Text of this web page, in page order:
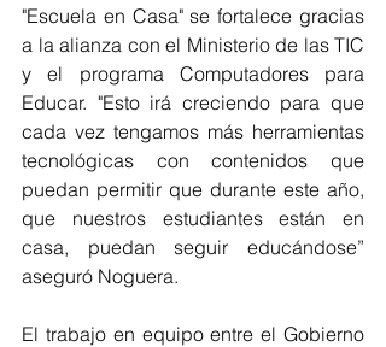
"Escuela en Casa" se fortalece gracias
a la alianza con el Ministerio de las TIC
y el programa Computadores para
Educar. "Esto irá creciendo para que
cada vez tengamos más herramientas
tecnológicas con contenidos que
puedan permitir que durante este año,
que nuestros estudiantes están en
casa, puedan seguir educándose”
aseguró Noguera.
El trabajo en equipo entre el Gobierno